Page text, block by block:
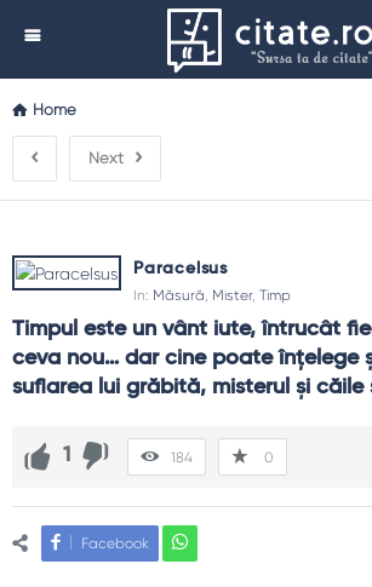
Home
Next
Paracelsus
In: Măsură, Mister, Timp
Timpul este un vânt iute, întrucât
ceva nou… dar cine poate înţelege
suflarea lui grăbită, misterul şi căile
1 184 0
Facebook